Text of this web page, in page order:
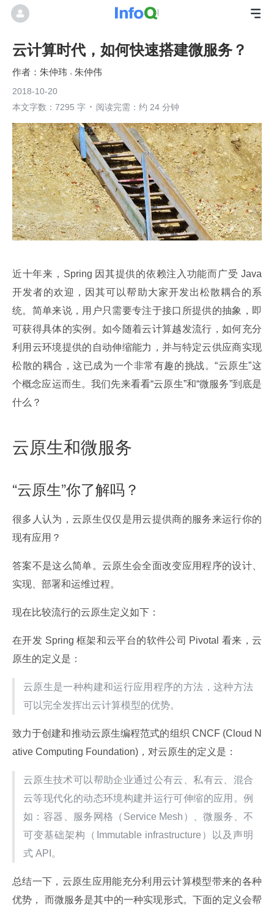
云计算时代，如何快速搭建微服务？
朱仲玮 朱仲伟
2018-10-20
本文字数：7295 字
阅读完需：约 24 分钟
近十年来，Spring 因其提供的依赖注入功能而广受 Java
开发者的欢迎，因其可以帮助大家开发出松散耦合的系
统。简单来说，用户只需要专注于接口所提供的抽象，即
可获得具体的实例。如今随着云计算越发流行，如何充分
利用云环境提供的自动伸缩能力，并与特定云供应商实现
松散的耦合，这已成为一个非常有趣的挑战。“云原生”这
个概念应运而生。我们先来看看“云原生”和“微服务”到底是
什么？
云原生和微服务
“云原生”你了解吗？
很多人认为，云原生仅仅是用云提供商的服务来运行你的
现有应用？
答案不是这么简单。云原生会全面改变应用程序的设计、
实现、部署和运维过程。
现在比较流行的云原生定义如下：
在开发 Spring 框架和云平台的软件公司 Pivotal 看来，云
原生的定义是：
云原生是一种构建和运行应用程序的方法，这种方法
可以完全发挥出云计算模型的优势。
致力于创建和推动云原生编程范式的组织 CNCF (Cloud N
ative Computing Foundation)，对云原生的定义是：
云原生技术可以帮助企业通过公有云、私有云、混合
云等现代化的动态环境构建并运行可伸缩的应用。例
如：容器、服务网格（Service Mesh）、微服务、不
可变基础架构（Immutable infrastructure）以及声明
式 API。
总结一下，云原生应用能充分利用云计算模型带来的各种
优势， 而微服务是其中的一种实现形式。下面的定义会帮